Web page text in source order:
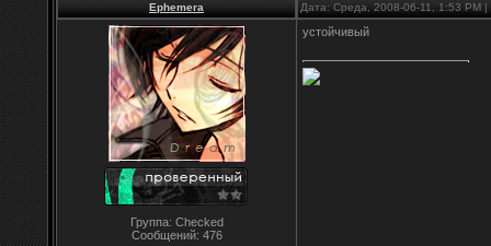
Ephemera Дата: Среда, 2008-06-11, 1:53 PM
Группа: Checked
Сообщений: 476
устойчивый